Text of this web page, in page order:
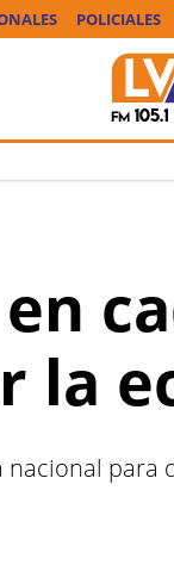
POLICIALES
la